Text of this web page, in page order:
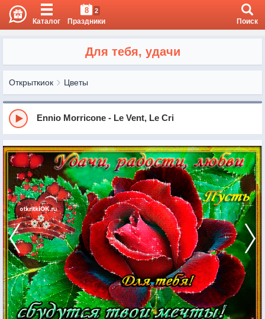
Каталог
8 2
Праздники Поиск
Для тебя, удачи
Открыткиок Цветы
Ennio Morricone - Le Vent, Le Cri